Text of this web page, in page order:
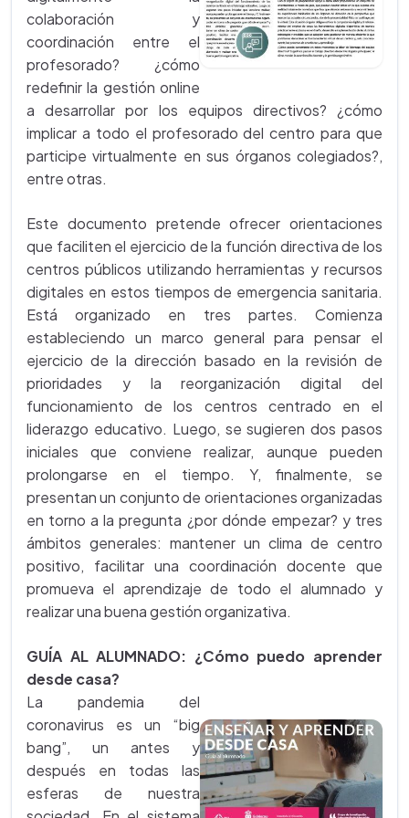
colaboración y
coordinación entre el
profesorado? ¿cómo
redefinir la gestión online
a desarrollar por los equipos directivos? ¿cómo
implicar a todo el profesorado del centro para que
participe virtualmente en sus órganos colegiados?,
entre otras.
Este documento pretende ofrecer orientaciones
que faciliten el ejercicio de la función directiva de los
centros públicos utilizando herramientas y recursos
digitales en estos tiempos de emergencia sanitaria.
Está organizado en tres partes. Comienza
estableciendo un marco general para pensar el
ejercicio de la dirección basado en la revisión de
prioridades y la reorganización digital del
funcionamiento de los centros centrado en el
liderazgo educativo. Luego, se sugieren dos pasos
iniciales que conviene realizar, aunque pueden
prolongarse en el tiempo. Y, finalmente, se
presentan un conjunto de orientaciones organizadas
en torno a la pregunta ¿por dónde empezar? y tres
ámbitos generales: mantener un clima de centro
positivo, facilitar una coordinación docente que
promueva el aprendizaje de todo el alumnado y
realizar una buena gestión organizativa.
GUÍA AL ALUMNADO: ¿Cómo puedo aprender
desde casa?
La pandemia del
coronavirus es un “big
bang”, un antes y
después en todas las
esferas de nuestra